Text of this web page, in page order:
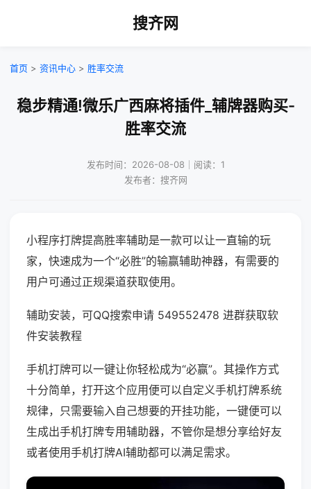
搜齐网
首页 > 资讯中心 > 胜率交流
稳步精通!微乐广西麻将插件_辅牌器购买-
胜率交流
发布时间：2026-08-08｜阅读：1
发布者：搜齐网
小程序打牌提高胜率辅助是一款可以让一直输的玩
家，快速成为一个“必胜”的输赢辅助神器，有需要的
用户可通过正规渠道获取使用。
辅助安装，可QQ搜索申请 549552478 进群获取软
件安装教程
手机打牌可以一键让你轻松成为“必赢”。其操作方式
十分简单，打开这个应用便可以自定义手机打牌系统
规律，只需要输入自己想要的开挂功能，一键便可以
生成出手机打牌专用辅助器，不管你是想分享给好友
或者使用手机打牌AI辅助都可以满足需求。